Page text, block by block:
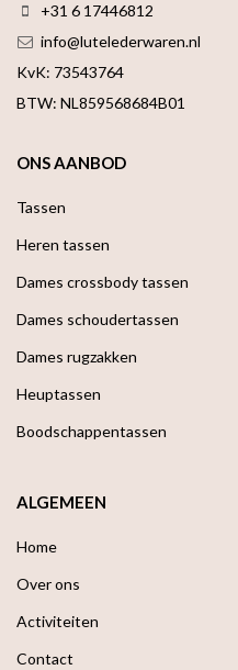
+31 6 17446812
info@lutelederwaren.nl
KvK: 73543764
BTW: NL859568684B01
ALGEMEEN
Home
Over ons
Activiteiten
Contact
ONS AANBOD
Tassen
Heren tassen
Dames crossbody tassen
Dames schoudertassen
Dames rugzakken
Heuptassen
Boodschappen­tassen